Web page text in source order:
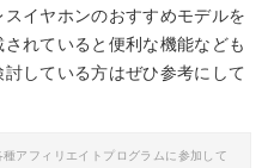
イヤホンのおすすめモデルを
れていると便利な機能なども
している方はぜひ参考にして
アフィリエイトプログラムに参加して